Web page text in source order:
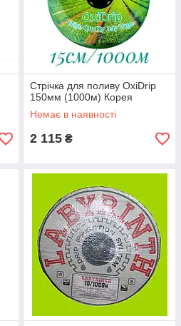
Стрічка для поливу OxiDrip
150мм (1000м) Корея
Немає в наявності
2 115 ₴